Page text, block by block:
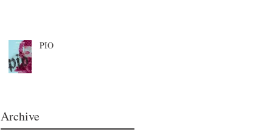
PIO
Archive